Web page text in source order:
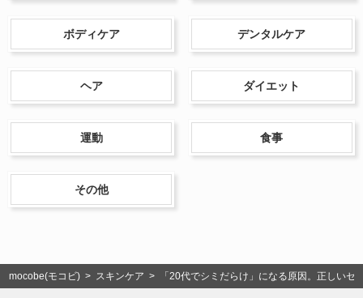
ボディケア デンタルケア
ヘア ダイエット
運動 食事
その他
mocobe(モコビ) > スキンケア > 「20代でシミだらけ」になる原因。正しいセ